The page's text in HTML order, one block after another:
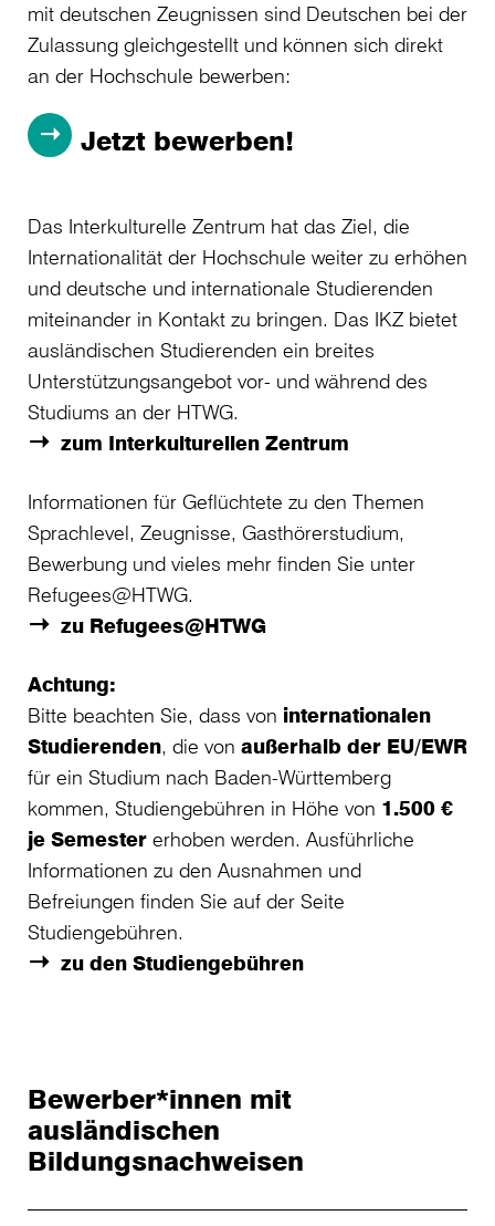
mit deutschen Zeugnissen sind Deutschen bei der
Zulassung gleichgestellt und können sich direkt
an der Hochschule bewerben:
Jetzt bewerben!
Das Interkulturelle Zentrum hat das Ziel, die
Internationalität der Hochschule weiter zu erhöhen
und deutsche und internationale Studierenden
miteinander in Kontakt zu bringen. Das IKZ bietet
ausländischen Studierenden ein breites
Unterstützungsangebot vor- und während des
Studiums an der HTWG.
zum Interkulturellen Zentrum
Informationen für Geflüchtete zu den Themen
Sprachlevel, Zeugnisse, Gasthörerstudium,
Bewerbung und vieles mehr finden Sie unter
Refugees@HTWG.
zu Refugees@HTWG
Achtung:
Bitte beachten Sie, dass von internationalen
Studierenden, die von außerhalb der EU/EWR
für ein Studium nach Baden-Württemberg
kommen, Studiengebühren in Höhe von 1.500 €
je Semester erhoben werden. Ausführliche
Informationen zu den Ausnahmen und
Befreiungen finden Sie auf der Seite
Studiengebühren.
zu den Studiengebühren
Bewerber*innen mit
ausländischen
Bildungsnachweisen